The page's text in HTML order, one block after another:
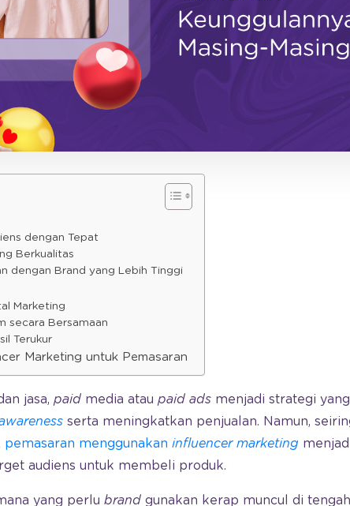
dengan Tepat
Berkualitas
dengan Brand yang Lebih Tinggi
Marketing
secara Bersamaan
Terukur
Marketing untuk Pemasaran
jasa, paid media atau paid ads menjadi strategi
serta meningkatkan penjualan. Namun,
pemasaran menggunakan influencer marketing
audiens untuk membeli produk.
yang perlu brand gunakan kerap muncul di tengah